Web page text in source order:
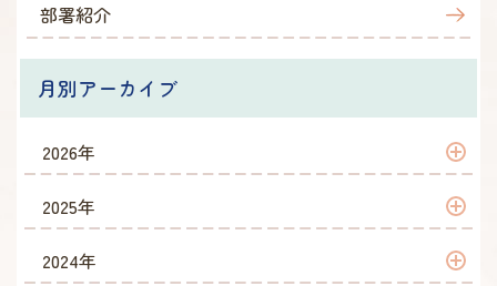
部署紹介
月別アーカイブ
2026年
2026年 7月
2026年 6月
2025年
2025年 12月
2024年